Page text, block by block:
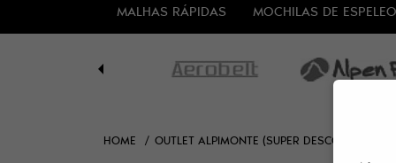
MALHAS RÁPIDAS MOCHILAS DE
HOME OUTLET ALPIMONTE (SUPER DESCONTOS!)